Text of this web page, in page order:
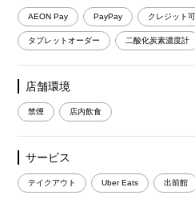
AEON Pay PayPay クレジット可
タブレットオーダー 二酸化炭素濃度計
店舗環境
禁煙 店内飲食
サービス
テイクアウト Uber Eats 出前館